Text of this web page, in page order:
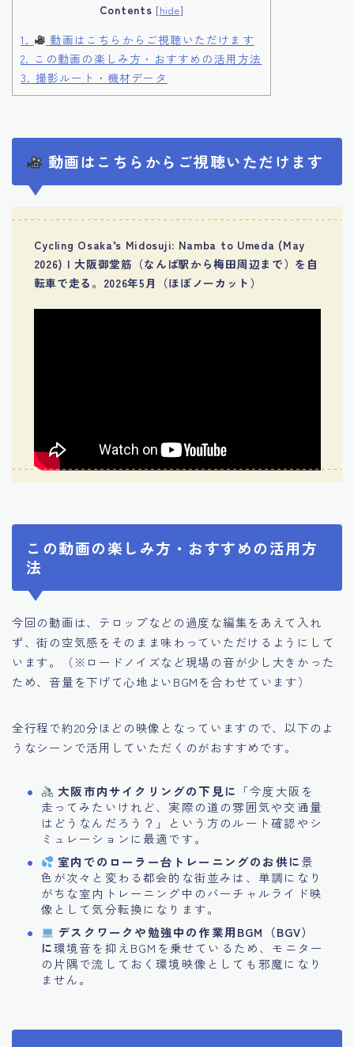
Contents [hide]
1.
動画はこちらからご視聴いただけます
2. この動画の楽しみ方・おすすめの活用方法
3. 撮影ルート・機材データ
動画はこちらからご視聴いただけます
Cycling Osaka’s Midosuji: Namba to Umeda (May
2026) | 大阪御堂筋（なんば駅から梅田周辺まで）を自
転車で走る。2026年5月（ほぼノーカット）
この動画の楽しみ方・おすすめの活用方
法
今回の動画は、テロップなどの過度な編集をあえて入れ
ず、街の空気感をそのまま味わっていただけるようにして
います。（※ロードノイズなど現場の音が少し大きかった
ため、音量を下げて心地よいBGMを合わせています）
全行程で約20分ほどの映像となっていますので、以下のよ
うなシーンで活用していただくのがおすすめです。
大阪市内サイクリングの下見に 「今度大阪を
走ってみたいけれど、実際の道の雰囲気や交通量
はどうなんだろう？」という方のルート確認やシ
ミュレーションに最適です。
室内でのローラー台トレーニングのお供に景
色が次々と変わる都会的な街並みは、単調になり
がちな室内トレーニング中のバーチャルライド映
像として気分転換になります。
デスクワークや勉強中の作業用BGM（BGV）
に環境音を抑えBGMを乗せているため、モニター
の片隅で流しておく環境映像としても邪魔になり
ません。